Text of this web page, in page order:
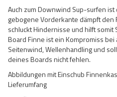
Auch zum Downwind Sup-surfen
gebogene Vorderkante dämpft den
schluckt Hindernisse und hilft somit
Board Finne ist ein Kompromiss
Seitenwind, Wellenhandling und
deines Boards nicht fehlen.
Abbildungen mit Einschub
Lieferumfang